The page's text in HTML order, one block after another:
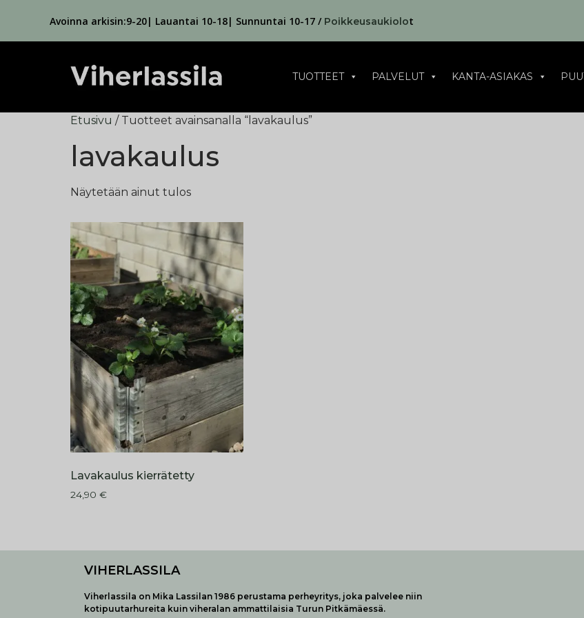
Avoinna arkisin:9-20| Lauantai 10-18| Sunnuntai 10-17 / Poikkeusaukiolot
TUOTTEET PALVELUT KANTA-ASIAKAS
Etusivu / Tuotteet avainsanalla “lavakaulus”
lavakaulus
Näytetään ainut tulos
Lavakaulus kierrätetty
24,90 €
VIHERLASSILA
Viherlassila on Mika Lassilan 1986 perustama perheyritys, joka palvelee niin
kotipuutarhureita kuin viheralan ammattilaisia Turun Pitkämäessä.